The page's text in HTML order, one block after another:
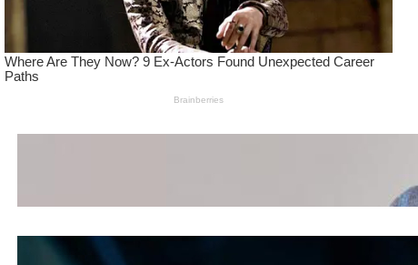
Wanita Pamer Pakaian
Kepribadian